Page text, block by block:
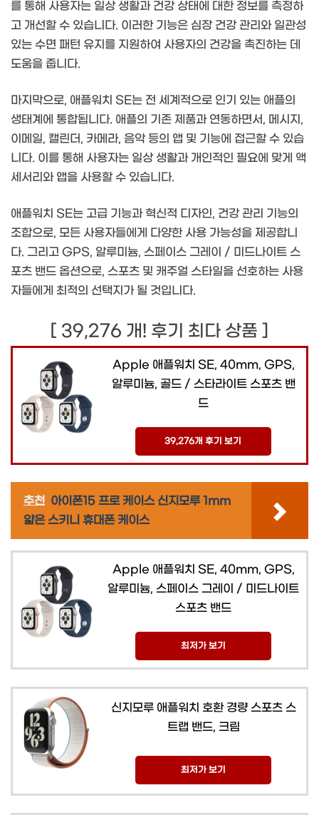
를 통해 사용자는 일상 생활과 건강 상태에 대한 정보를 측정하
고 개선할 수 있습니다. 이러한 기능은 심장 건강 관리와 일관성
있는 수면 패턴 유지를 지원하여 사용자의 건강을 촉진하는 데
도움을 줍니다.
마지막으로, 애플워치 SE는 전 세계적으로 인기 있는 애플의
생태계에 통합됩니다. 애플의 기존 제품과 연동하면서, 메시지,
이메일, 캘린더, 카메라, 음악 등의 앱 및 기능에 접근할 수 있습
니다. 이를 통해 사용자는 일상 생활과 개인적인 필요에 맞게 액
세서리와 앱을 사용할 수 있습니다.
애플워치 SE는 고급 기능과 혁신적 디자인, 건강 관리 기능의
조합으로, 모든 사용자들에게 다양한 사용 가능성을 제공합니
다. 그리고 GPS, 알루미늄, 스페이스 그레이 / 미드나이트 스
포츠 밴드 옵션으로, 스포츠 및 캐주얼 스타일을 선호하는 사용
자들에게 최적의 선택지가 될 것입니다.
[ 39,276 개! 후기 최다 상품 ]
Apple 애플워치 SE, 40mm, GPS,
알루미늄, 골드 / 스타라이트 스포츠 밴
드
39,276개 후기 보기
추천 아이폰15 프로 케이스 신지모루 1mm
얇은 스키니 휴대폰 케이스
Apple 애플워치 SE, 40mm, GPS,
알루미늄, 스페이스 그레이 / 미드나이트
스포츠 밴드
최저가 보기
신지모루 애플워치 호환 경량 스포츠 스
트랩 밴드, 크림
최저가 보기